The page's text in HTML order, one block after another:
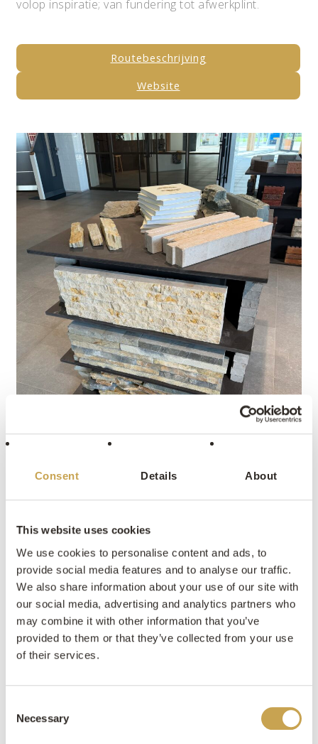
Consent Details About
This website uses cookies
We use cookies to personalise content and ads, to
provide social media features and to analyse our traffic.
We also share information about your use of our site with
our social media, advertising and analytics partners who
may combine it with other information that you’ve
provided to them or that they’ve collected from your use
of their services.
Selection
Necessary
volop inspiratie; van fundering tot afwerkplint.
Routebeschrijving
Website
Kom langs in de showroom van
Openingstijden